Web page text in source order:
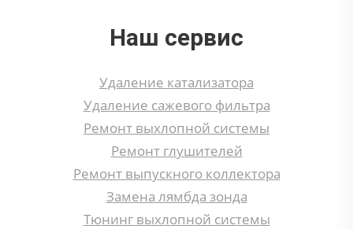
Наш сервис
Удаление катализатора
Удаление сажевого фильтра
Ремонт выхлопной системы
Ремонт глушителей
Ремонт выпускного коллектора
Замена лямбда зонда
Тюнинг выхлопной системы